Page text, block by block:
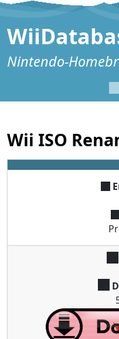
Zum Inhalt springen
Nintendo-
Wii ISO